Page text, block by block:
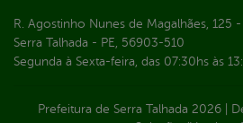
R. Agostinho Nunes de Magalhães, 125 -
Serra Talhada - PE, 56903-510
Segunda à Sexta-feira, das 07:30hs às
Prefeitura de Serra Talhada 2026